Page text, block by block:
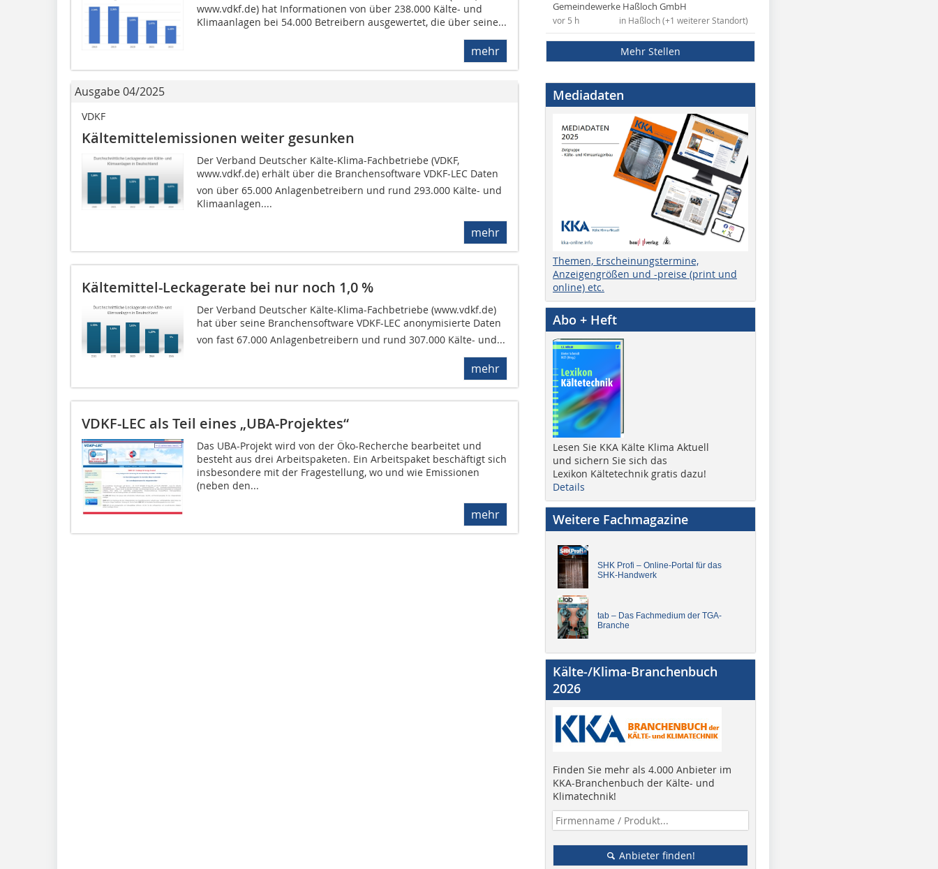
www.vdkf.de) hat Informationen von über 238.000 Kälte- und
Klimaanlagen bei 54.000 Betreibern ausgewertet, die über seine...
mehr
Ausgabe 04/2025
VDKF
Kältemittelemissionen weiter gesunken
Der Verband Deutscher Kälte-Klima-Fachbetriebe (VDKF,
www.vdkf.de) erhält über die Branchensoftware VDKF-LEC Daten
von über 65.000 Anlagenbetreibern und rund 293.000 Kälte- und
Klimaanlagen....
mehr
Kältemittel-Leckagerate bei nur noch 1,0 %
Der Verband Deutscher Kälte-Klima-Fachbetriebe (www.vdkf.de)
hat über seine Branchensoftware VDKF-LEC anonymisierte Daten
von fast 67.000 Anlagenbetreibern und rund 307.000 Kälte- und...
mehr
VDKF-LEC als Teil eines „UBA-Projektes“
Das UBA-Projekt wird von der Öko-Recherche bearbeitet und
besteht aus drei Arbeitspaketen. Ein Arbeitspaket beschäftigt sich
insbesondere mit der Fragestellung, wo und wie Emissionen
(neben den...
mehr
Gemeindewerke Haßloch GmbH
in Haßloch (+1 weiterer Standort)
vor 5 h
Mehr Stellen
Mediadaten
Themen, Erscheinungstermine,
Anzeigengrößen und -preise (print und
online) etc.
Abo + Heft
Lesen Sie KKA Kälte Klima Aktuell
und sichern Sie sich das
Lexikon Kältetechnik gratis dazu!
Details
Weitere Fachmagazine
SHK Profi – Online-Portal für das
SHK-Handwerk
tab – Das Fachmedium der TGA-
Branche
Kälte-/Klima-Branchenbuch
2026
Finden Sie mehr als 4.000 Anbieter im
KKA-Branchenbuch der Kälte- und
Klimatechnik!
Anbieter finden!